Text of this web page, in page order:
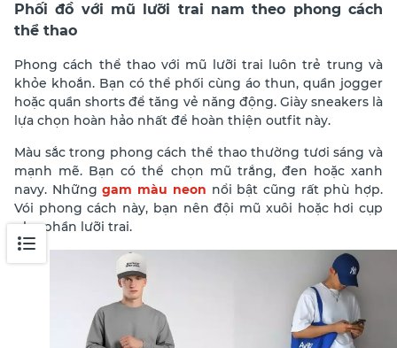
Phối đồ với mũ lưỡi trai nam theo phong cách
thể thao
Phong cách thể thao với mũ lưỡi trai luôn trẻ trung và
khỏe khoắn. Bạn có thể phối cùng áo thun, quần jogger
hoặc quần shorts để tăng vẻ năng động. Giày sneakers là
lựa chọn hoàn hảo nhất để hoàn thiện outfit này.
Màu sắc trong phong cách thể thao thường tươi sáng và
mạnh mẽ. Bạn có thể chọn mũ trắng, đen hoặc xanh
navy. Nhữnggam màu neon nổi bật cũng rất phù hợp.
Vói phong cách này, bạn nên đội mũ xuôi hoặc hơi cụp
nhẹ phần lưỡi trai.